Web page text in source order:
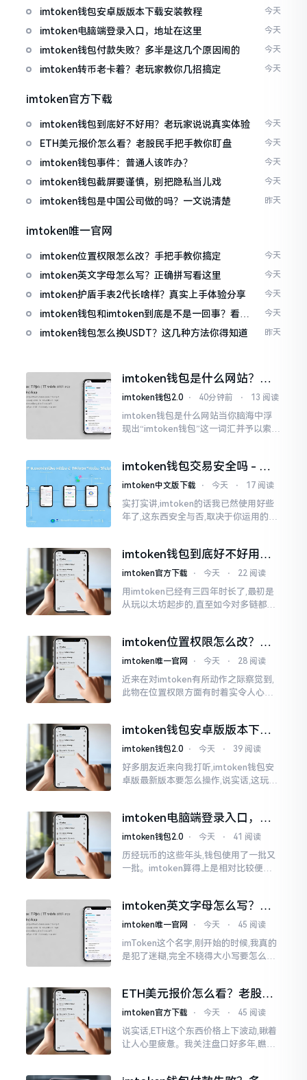
imtoken钱包安卓版版本下载安装教程 今天
imtoken电脑端登录入口，地址在这里 今天
imtoken钱包付款失败？多半是这几个原因闹的 今天
imtoken转币老卡着？老玩家教你几招搞定 今天
imtoken官方下载
imtoken钱包到底好不好用？老玩家说说真实体验 今天
ETH美元报价怎么看？老股民手把手教你盯盘 今天
imtoken钱包事件：普通人该咋办？ 今天
imtoken钱包截屏要谨慎，别把隐私当儿戏 今天
imtoken钱包是中国公司做的吗？一文说清楚 昨天
imtoken唯一官网
imtoken位置权限怎么改？手把手教你搞定 今天
imtoken英文字母怎么写？正确拼写看这里 今天
imtoken护盾手表2代长啥样？真实上手体验分享 今天
imtoken钱包和imtoken到底是不是一回事？看完
就懂了
今天
imtoken钱包怎么换USDT？这几种方法你得知道 昨天
imtoken钱包是什么网站？一
文说清楚这玩意
imtoken钱包2.0 ⋅ 40分钟前 ⋅ 13 阅读
imtoken钱包是什么网站当你脑海中浮
现出“imtoken钱包”这一词汇并予以索求
我也曾短暂错愕
imtoken钱包交易安全吗 - 老
用户的一些心里话
imtoken中文版下载 ⋅ 今天 ⋅ 17 阅读
实打实讲,imtoken的话我已然使用好些
年了,这东西安全与否,取决于你运用的方
睹过非常多的人
imtoken钱包到底好不好用？
老玩家说说真实体验
imtoken官方下载 ⋅ 今天 ⋅ 22 阅读
用imtoken已经有三四年时长了,最初是
从玩以太坊起步的,直至如今对多链都有
imtoken位置权限怎么改？手
把手教你搞定
imtoken唯一官网 ⋅ 今天 ⋅ 28 阅读
近来在对imtoken有所动作之际察觉到,
此物在位置权限方面有时着实令人心生
的模样
imtoken钱包安卓版版本下载
安装教程
imtoken钱包2.0 ⋅ 今天 ⋅ 39 阅读
好多朋友近来向我打听,imtoken钱包安
卓版最新版本要怎么操作,说实话,这玩意
0版本
imtoken电脑端登录入口，地
址在这里
imtoken钱包2.0 ⋅ 今天 ⋅ 41 阅读
历经玩币的这些年头,钱包使用了一批又
一批。imtoken算得上是相对比较便于
就得去寻觅电脑端的入口。
imtoken英文字母怎么写？正
确拼写看这里
imtoken唯一官网 ⋅ 今天 ⋅ 45 阅读
imToken这个名字,刚开始的时候,我真的
是犯了迷糊,完全不晓得大小写要怎么去
ETH美元报价怎么看？老股民
手把手教你盯盘
imtoken官方下载 ⋅ 今天 ⋅ 45 阅读
说实话,ETH这个东西价格上下波动,瞅着
让人心里疲惫。我关注盘口好多年,瞧见